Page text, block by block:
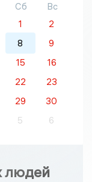
Сб
Вс
1
2
8
9
15
16
22
23
29
30
5 6
людей